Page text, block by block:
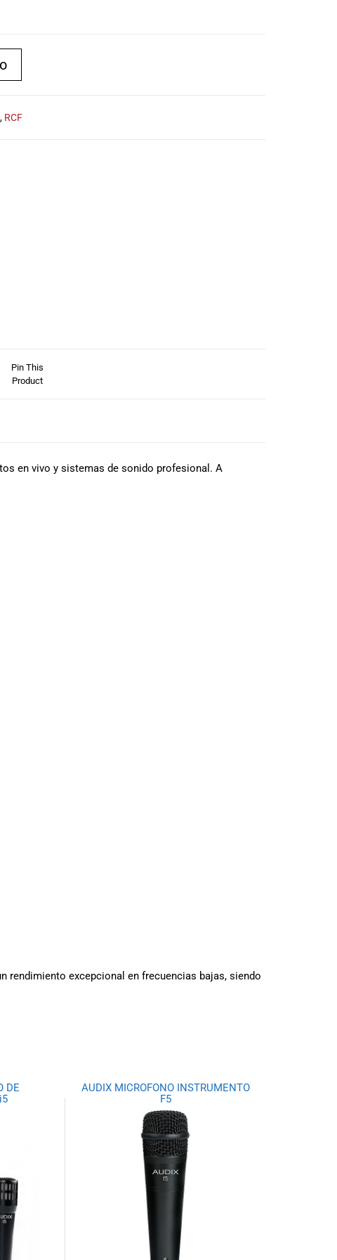
, RCF
Pin This
Product
en vivo y sistemas de sonido profesional. A
rendimiento excepcional en frecuencias bajas, siendo
DE
AUDIX MICROFONO INSTRUMENTO
F5